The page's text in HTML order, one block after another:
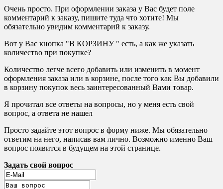
Очень просто. При оформлении заказа у Вас будет поле
комментарий к заказу, пишите туда что хотите! Мы
обязательно увидим комментарий к заказу.
Вот у Вас кнопка "В КОРЗИНУ " есть, а как же указать
количество при покупке?
Количество легче всего добавить или изменить в момент
оформления заказа или в корзине, после того как Вы добавили
в корзину покупок весь заинтересованный Вами товар.
Я прочитал все ответы на вопросы, но у меня есть свой
вопрос, а ответа не нашел
Просто задайте этот вопрос в форму ниже. Мы обязательно
ответим на него, написав вам лично. Возможно именно Ваш
вопрос появится в будущем на этой странице.
Задать свой вопрос